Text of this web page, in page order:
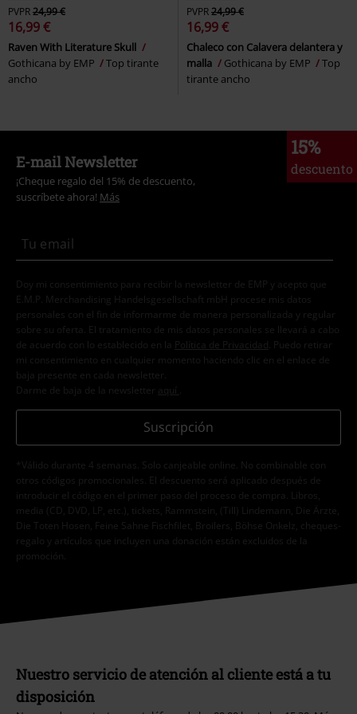
PVPR24,99 €
16,99 €
Raven With Literature Skull
Gothicana by EMP
Top tirante
ancho
PVPR24,99 €
16,99 €
Chaleco con Calavera delantera y
malla
Gothicana by EMP
Top
tirante ancho
15%
descuento
E-mail Newsletter
¡Cheque regalo del 15% de descuento,
suscríbete ahora! Más
Doy mi consentimiento para recibir la newsletter de EMP y acepto que
E.M.P. Merchandising Handelsgesellschaft mbH procese mis datos
personales con el fin de informarme de manera personalizada y regular
sobre su oferta. El tratamiento de mis datos personales se llevará a cabo
de acuerdo con lo establecido en la
Política de Privacidad . Puedo retirar
mi consentimiento en cualquier momento haciendo clic en el enlace de
baja presente en cada newsletter.
Darme de baja de la newsletter
aquí
Suscripción
*Válido durante 4 semanas. Solo canjeable online. No combinable con
otros códigos promocionales. El descuento será aplicado después de
introducir el código en el primer paso del proceso de compra. Libros,
media (CD, DVD, LP, etc.), tickets, Rammstein, (Till) Lindemann, Die Ärzte,
Die Toten Hosen, Feine Sahne Fischfilet, Broilers, Böhse Onkelz, cheques-
regalo y artículos que incluyen una donación están excluidos de la
promoción.
Nuestro servicio de atención al cliente está a tu
disposición